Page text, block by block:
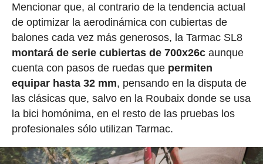
Mencionar que, al contrario de la tendencia actual
de optimizar la aerodinámica con cubiertas de
balones cada vez más generosos, la Tarmac SL8
montará de serie cubiertas de 700x26caunque
cuenta con pasos de ruedas que permiten
equipar hasta 32 mm, pensando en la disputa de
las clásicas que, salvo en la Roubaix donde se usa
la bici homónima, en el resto de las pruebas los
profesionales sólo utilizan Tarmac.